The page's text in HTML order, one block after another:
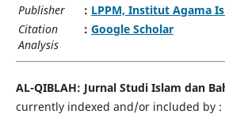
Publisher : LPPM, Institut Agama
Citation
Analysis
: Google Scholar
AL-QIBLAH: Jurnal Studi Islam dan
currently indexed and/or included by :